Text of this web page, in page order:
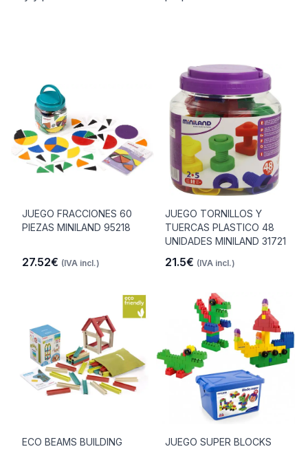
JUEGO FRACCIONES 60
PIEZAS MINILAND 95218
27.52€ (IVA incl.)
JUEGO TORNILLOS Y
TUERCAS PLASTICO 48
UNIDADES MINILAND 31721
21.5€ (IVA incl.)
ECO BEAMS BUILDING
JUEGO SUPER BLOCKS